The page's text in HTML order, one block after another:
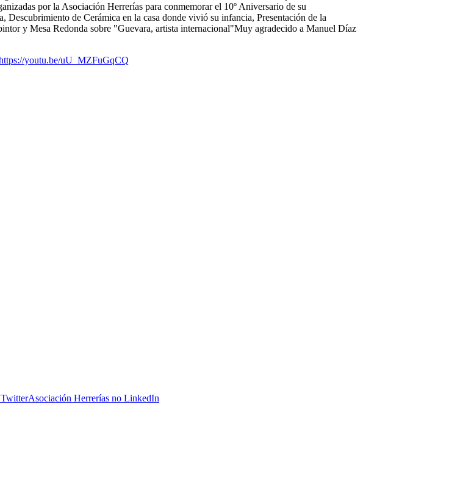
por la Asociación Herrerías para conmemorar el 10º Aniversario de su
Descubrimiento de Cerámica en la casa donde vivió su infancia, Presentación de la
y Mesa Redonda sobre "Guevara, artista internacional"Muy agradecido a Manuel Díaz
youtu.be/uU_MZFuGqCQ
Asociación Herrerías no LinkedIn